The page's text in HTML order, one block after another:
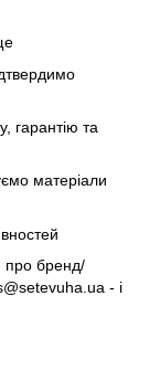
гарантію та
матеріали
про бренд/
- і